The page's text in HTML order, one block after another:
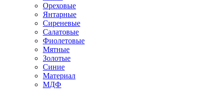
Ореховые
Янтарные
Сиреневые
Салатовые
Фиолетовые
Мятные
Золотые
Синие
Материал
МДФ